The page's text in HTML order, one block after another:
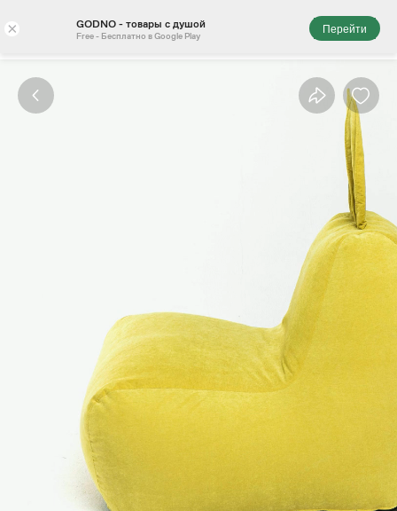
× GODNO - товары с душой
Free - Бесплатно в Google Play
Перейти